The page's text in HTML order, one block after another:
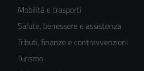
Mobilità e trasporti
Salute, benessere e assistenza
Tributi, finanze e contravvenzioni
Turismo